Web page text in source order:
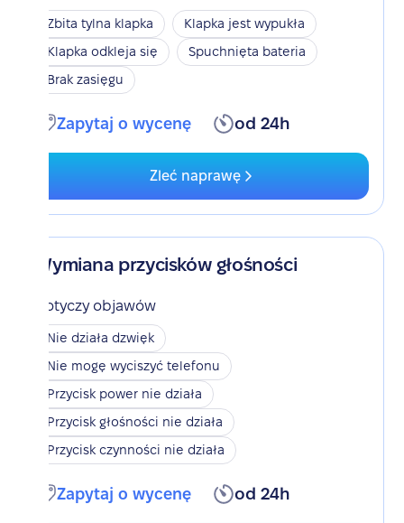
Zbita tylna klapka
Klapka jest wypukła
Klapka odkleja się
Spuchnięta bateria
Brak zasięgu
Zapytaj o wycenę od 24h
Zleć naprawę
Wymiana przycisków głośności
Dotyczy objawów
Nie działa dzwięk
Nie mogę wyciszyć telefonu
Przycisk power nie działa
Przycisk głośności nie działa
Przycisk czynności nie działa
Zapytaj o wycenę od 24h